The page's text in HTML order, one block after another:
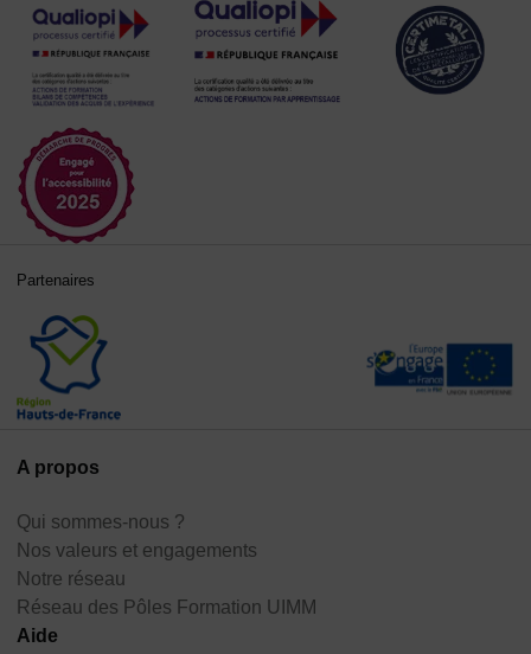
A propos
Qui sommes-nous ?
Nos valeurs et engagements
Notre réseau
Réseau des Pôles Formation UIMM
Aide
Partenaires